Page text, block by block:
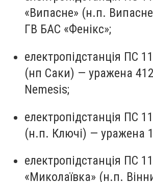
«Випасне» (н.п.
ГВ БАС «Фенікс»;
електропідстанція ПС
(нп Саки) — уражена
Nemesis;
електропідстанція ПС
(н.п. Ключі) — уражена
електропідстанція ПС
«Миколаївка» (н.п.